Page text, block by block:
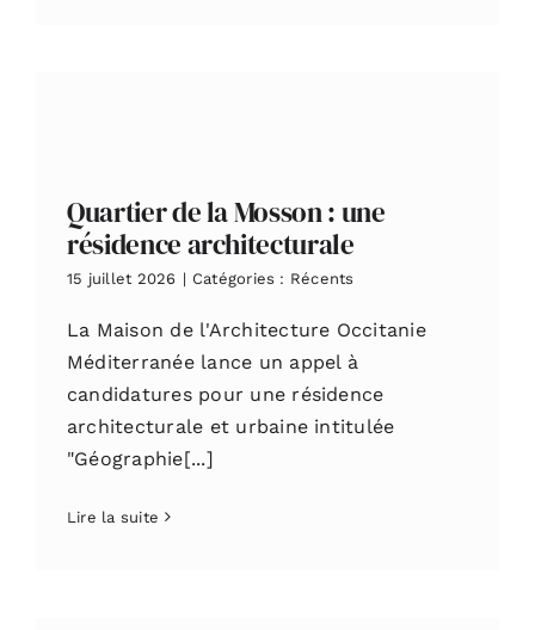
Quartier de la Mosson : une
résidence architecturale
15 juillet 2026 | Catégories : Récents
La Maison de l'Architecture Occitanie
Méditerranée lance un appel à
candidatures pour une résidence
architecturale et urbaine intitulée
"Géographie[...]
Lire la suite